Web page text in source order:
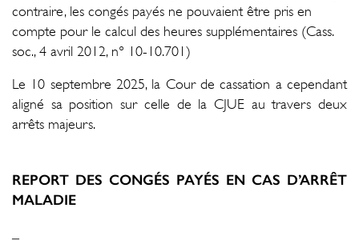
contraire, les congés payés ne pouvaient être pris en
compte pour le calcul des heures supplémentaires (Cass.
soc., 4 avril 2012, n° 10-10.701)
Le 10 septembre 2025, la Cour de cassation a cependant
aligné sa position sur celle de la CJUE au travers deux
arrêts majeurs.
REPORT DES CONGÉS PAYÉS EN CAS D’ARRÊT
MALADIE